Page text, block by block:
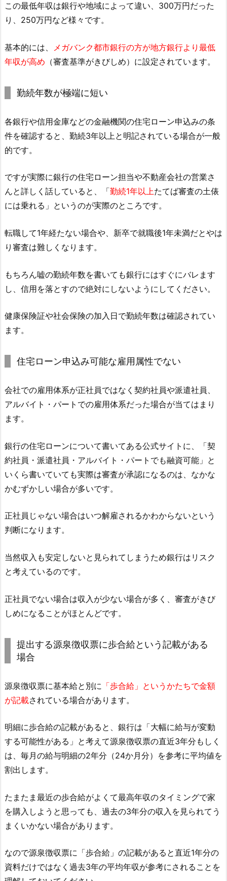
この最低年収は銀行や地域によって違い、300万円だった
り、250万円など様々です。
基本的には、
メガバンク都市銀行の方が地方銀行より最低
年収が高め （審査基準がきびしめ）に設定されています。
勤続年数が極端に短い
各銀行や信用金庫などの金融機関の住宅ローン申込みの条
件を確認すると、勤続3年以上と明記されている場合が一般
的です。
ですが実際に銀行の住宅ローン担当や不動産会社の営業さ
んと詳しく話していると、「勤続1年以上たてば審査の土俵
には乗れる」というのが実際のところです。
転職して1年経たない場合や、新卒で就職後1年未満だとやは
り審査は難しくなります。
もちろん嘘の勤続年数を書いても銀行にはすぐにバレます
し、信用を落とすので絶対にしないようにしてください。
健康保険証や社会保険の加入日で勤続年数は確認されてい
ます。
住宅ローン申込み可能な雇用属性でない
会社での雇用体系が正社員ではなく契約社員や派遣社員、
アルバイト・パートでの雇用体系だった場合が当てはまり
ます。
銀行の住宅ローンについて書いてある公式サイトに、「契
約社員・派遣社員・アルバイト・パートでも融資可能」と
いくら書いていても実際は審査が承認になるのは、なかな
かむずかしい場合が多いです。
正社員じゃない場合はいつ解雇されるかわからないという
判断になります。
当然収入も安定しないと見られてしまうため銀行はリスク
と考えているのです。
正社員でない場合は収入が少ない場合が多く、審査がきび
しめになることがほとんどです。
提出する源泉徴収票に歩合給という記載がある
場合
源泉徴収票に基本給と別に 「歩合給」というかたちで金額
が記載されている場合があります。
明細に歩合給の記載があると、銀行は「大幅に給与が変動
する可能性がある」と考えて源泉徴収票の直近3年分もしく
は、毎月の給与明細の2年分（24か月分）を参考に平均値を
割出します。
たまたま最近の歩合給がよくて最高年収のタイミングで家
を購入しようと思っても、過去の3年分の収入を見られてう
まくいかない場合があります。
なので源泉徴収票に「歩合給」の記載があると直近1年分の
資料だけではなく過去3年の平均年収が参考にされることを